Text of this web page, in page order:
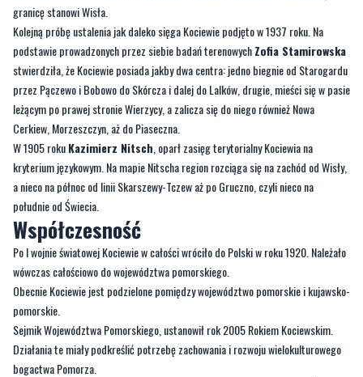
stwierdziła, że Kociewie posiada jakby dwa centra: jedno biegnie od Starogardu
przez Pączewo i Bobowo do Skórcza i dalej do Lalków, drugie, mieści się w pasie
leżącym po prawej stronie Wierzycy, a zalicza się do niego również Nowa
Cerkiew, Morzeszczyn, aż do Piaseczna.
W 1905 rokuKazimierz Nitsch, oparł zasięg terytorialny Kociewia na
kryterium językowym. Na mapie Nitscha region rozciąga się na zachód od Wisły,
a nieco na północ od linii Skarszewy-Tczew aż po Gruczno, czyli nieco na
południe od Świecia.
Współczesność
Po I wojnie światowej Kociewie w całości wróciło do Polski w roku 1920. Należało
wówczas całościowo do województwa pomorskiego.
Obecnie Kociewie jest podzielone pomiędzy województwo pomorskie i kujawsko-
pomorskie.
Sejmik Województwa Pomorskiego, ustanowił rok 2005 Rokiem Kociewskim.
Działania te miały podkreślić potrzebę zachowania i rozwoju wielokulturowego
bogactwa Pomorza.
Na pamiątkę dnia pierwszej wzmianki to właśnie 10 lutego obchodzimy Światowy
Dzień Kociewia. Po raz pierwszy ogłoszono go w 2007 roku.
Byliście świadkami zdarzenia w naszym regionie? Czekamy na